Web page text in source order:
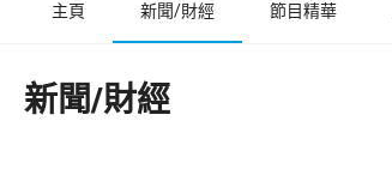
主頁 新聞/財經 節目精華
新聞/財經